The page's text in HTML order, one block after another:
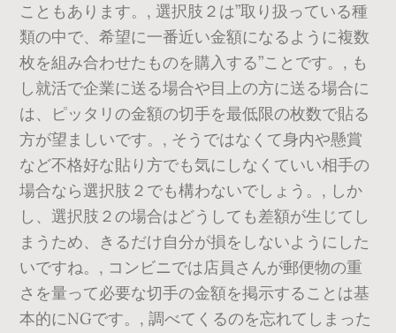
こともあります。, 選択肢２は”取り扱っている種
類の中で、希望に一番近い金額になるように複数
枚を組み合わせたものを購入する”ことです。, も
し就活で企業に送る場合や目上の方に送る場合に
は、ピッタリの金額の切手を最低限の枚数で貼る
方が望ましいです。, そうではなくて身内や懸賞
など不格好な貼り方でも気にしなくていい相手の
場合なら選択肢２でも構わないでしょう。, しか
し、選択肢２の場合はどうしても差額が生じてし
まうため、きるだけ自分が損をしないようにした
いですね。, コンビニでは店員さんが郵便物の重
さを量って必要な切手の金額を掲示することは基
本的にNGです。, 調べてくるのを忘れてしまった